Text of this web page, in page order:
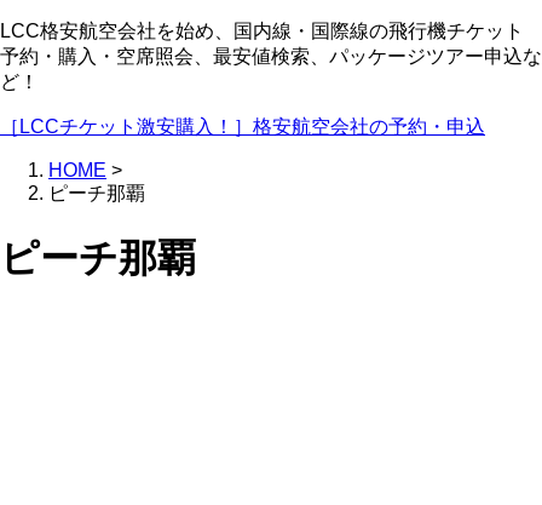
LCC格安航空会社を始め、国内線・国際線の飛行機チケット
予約・購入・空席照会、最安値検索、パッケージツアー申込な
ど！
［LCCチケット激安購入！］格安航空会社の予約・申込
HOME >
ピーチ那覇
ピーチ那覇